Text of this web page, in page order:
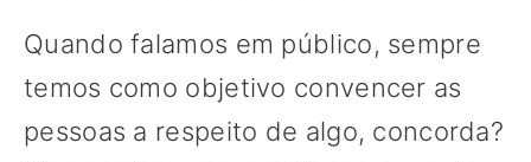
Quando falamos em público, sempre
temos como objetivo convencer as
pessoas a respeito de algo, concorda?